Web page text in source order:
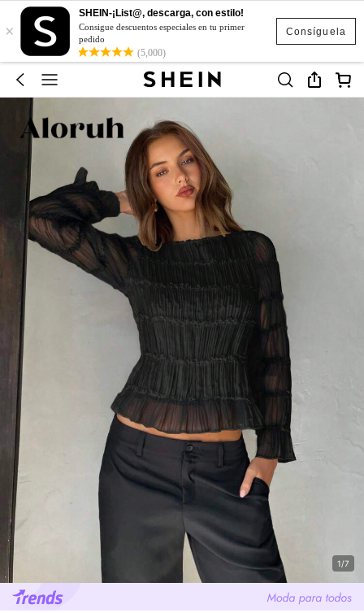
Consíguela
×
SHEIN-¡List@, descarga, con estilo!
Consigue descuentos especiales en tu primer
pedido
(5,000)
1/7